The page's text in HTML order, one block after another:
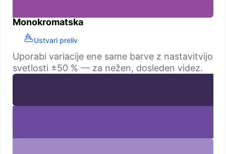
Monokromatska
Ustvari preliv
Uporabi variacije ene same barve z nastavitvijo
svetlosti ±50 % — za nežen, dosleden videz.